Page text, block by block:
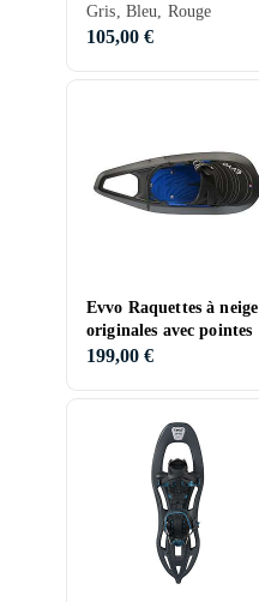
Gris, Bleu, Rouge
105,00 €
Evvo Raquettes à neige
originales avec pointes
199,00 €